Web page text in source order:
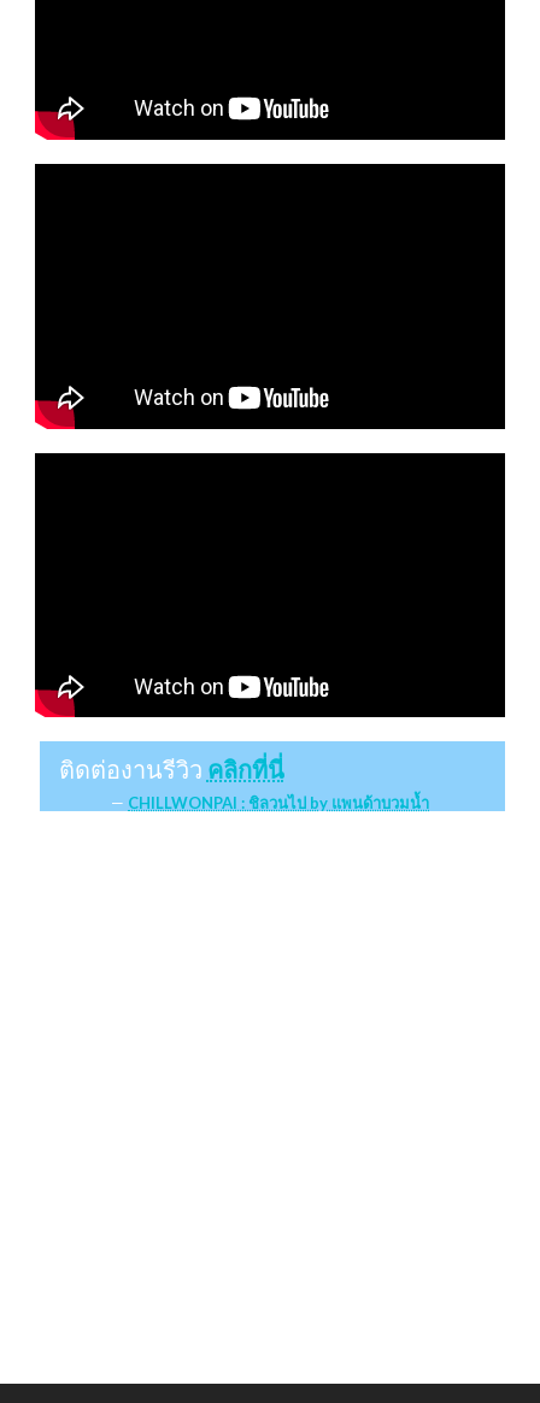
ติดต่องานรีวิว คลิกที่นี่
CHILLWONPAI : ชิลวนไป by แพนด้าบวมน้ำ